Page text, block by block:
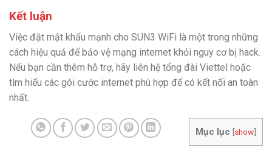
Kết luận
Việc đặt mật khẩu mạnh cho SUN3 WiFi là một trong những
cách hiệu quả để bảo vệ mạng internet khỏi nguy cơ bị hack.
Nếu bạn cần thêm hỗ trợ, hãy liên hệ tổng đài Viettel hoặc
tìm hiểu các gói cước internet phù hợp để có kết nối an toàn
nhất.
Mục lục [show]